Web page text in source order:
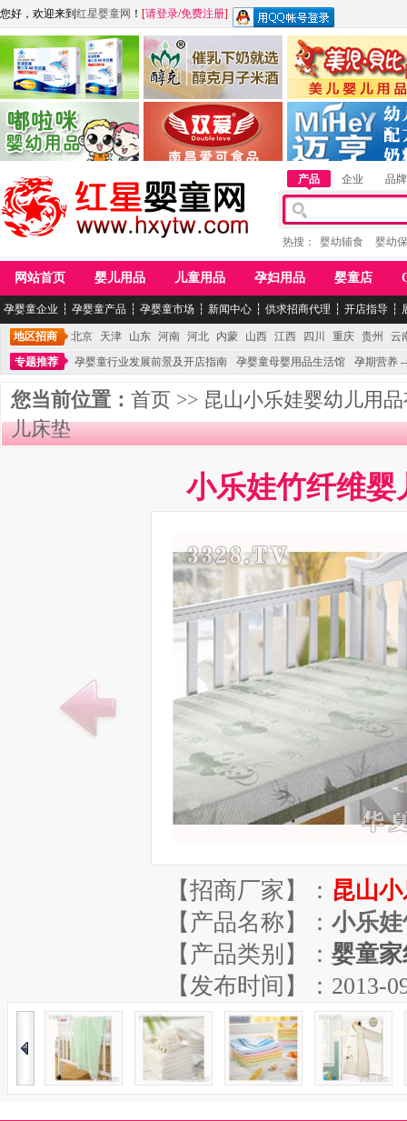
您好，欢迎来到 红星婴童网 ！ [请登录/免费注册]
江西麦嘟嘟食品有限公司
青岛嘟啦咪婴幼儿用品公司
江西醇之客月子米酒 惠州市美儿婴儿用品
湖南迈亨母婴用品有限
产品 企业 品牌
热搜： 婴幼辅食 婴幼
网站首页 婴儿用品 儿童用品 孕妇用品 婴童店
孕婴童企业 ┆ 孕婴童产品 ┆ 孕婴童市场 ┆ 新闻中心 ┆ 供求招商代理 ┆ 开店指导 ┆
地区招商 北京 天津 山东 河南 河北 内蒙 山西 江西 四川 重庆 贵州
云
专题推荐
孕婴童行业发展前景及开店指南 孕婴童母婴用品生活馆 孕期营养
您当前位置： 首页 >> 昆山小乐娃婴幼儿用
儿床垫
小乐娃竹纤维婴
【招商厂家】： 昆山
【产品名称】： 小乐
【产品类别】： 婴童
【发布时间】：2013-